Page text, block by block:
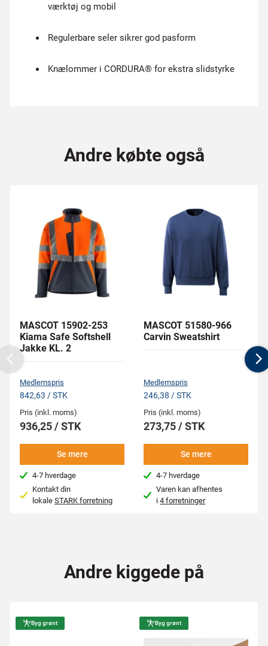
værktøj og mobil
Regulerbare seler sikrer god pasform
Knælommer i CORDURA® for ekstra slidstyrke
Andre købte også
MASCOT 15902-253
Kiama Safe Softshell
Jakke KL. 2
Medlemspris
842,63 / STK
Pris (inkl. moms)
936,25 / STK
Se mere
4-7 hverdage
Kontakt din
lokale STARK forretning
MASCOT 51580-966
Carvin Sweatshirt
Medlemspris
246,38 / STK
Pris (inkl. moms)
273,75 / STK
Se mere
4-7 hverdage
Varen kan afhentes
i4 forretninger
Previous
Andre kiggede på
Byg grønt Byg grønt